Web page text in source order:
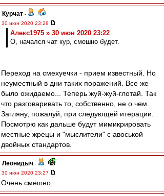
Курчат -
30 июн 2020 23:28
Алекс1975 » 30 июн 2020 23:22
О, начался чат кур, смешно будет.
Переход на смехуечки - прием известный. Но
неуместный в дни таких поражений. Все же
было ожидаемо... Теперь жуй-жуй-глотай. Так
что разговаривать то, собственно, не о чем.
Загляну, пожалуй, при следующей итерации.
Посмотрю как дальше будут мимикрировать
местные жрецы и "мыслители" с авоськой
двойных стандартов.
Леонидыч -
30 июн 2020 23:27
Очень смешно...